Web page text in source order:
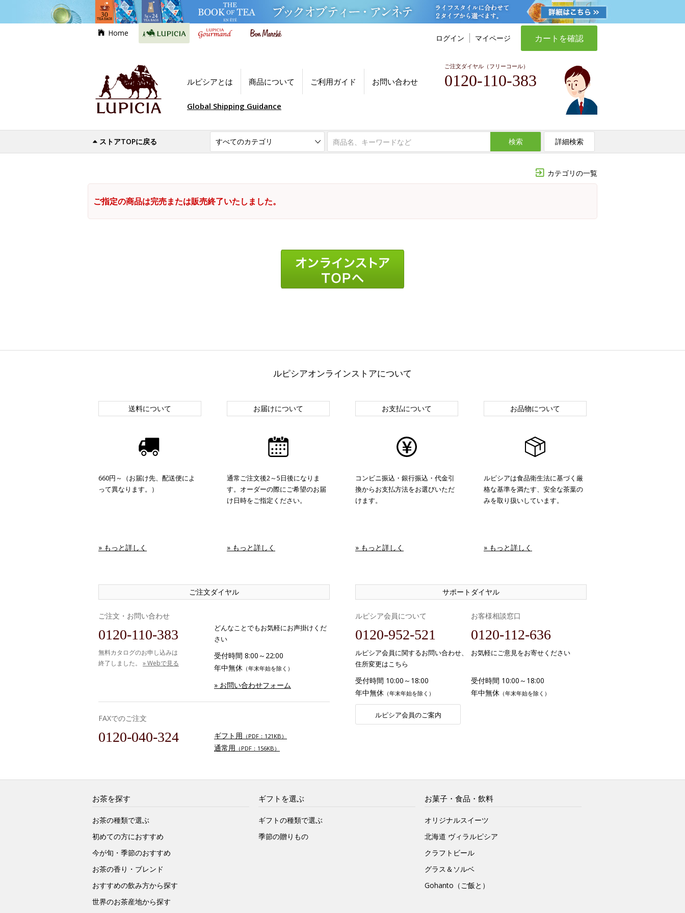
Home
ログイン マイページ カートを確認
ルピシアとは 商品について ご利用ガイド お問い合わせ
ご注文ダイヤル（フリーコール）
0120-110-383
Global Shipping Guidance
ストアTOPに戻る 検索 詳細検索
カテゴリの一覧
ご指定の商品は完売または販売終了いたしました。
ルピシアオンラインストアについて
送料について
660円～（お届け先、配送便によ
って異なります。）
» もっと詳しく
お届けについて
通常ご注文後2～5日後になりま
す。オーダーの際にご希望のお届
け日時をご指定ください。
» もっと詳しく
お支払について
コンビニ振込・銀行振込・代金引
換からお支払方法をお選びいただ
けます。
» もっと詳しく
お品物について
ルピシアは食品衛生法に基づく厳
格な基準を満たす、安全な茶葉の
みを取り扱いしています。
» もっと詳しく
ご注文ダイヤル
ご注文・お問い合わせ
0120-110-383
無料カタログのお申し込みは
終了しました。 » Webで見る
どんなことでもお気軽にお声掛けくだ
さい
受付時間 8:00～22:00
年中無休 （年末年始を除く）
» お問い合わせフォーム
FAXでのご注文
0120-040-324 ギフト用 （PDF：121KB）
通常用 （PDF：156KB）
サポートダイヤル
ルピシア会員について
0120-952-521
ルピシア会員に関するお問い合わせ、
住所変更はこちら
受付時間 10:00～18:00
年中無休 （年末年始を除く）
ルピシア会員のご案内
お客様相談窓口
0120-112-636
お気軽にご意見をお寄せください
受付時間 10:00～18:00
年中無休 （年末年始を除く）
お茶を探す
お茶の種類で選ぶ
初めての方におすすめ
今が旬・季節のおすすめ
お茶の香り・ブレンド
おすすめの飲み方から探す
世界のお茶産地から探す
ギフトを選ぶ
ギフトの種類で選ぶ
季節の贈りもの
お菓子・食品・飲料
オリジナルスイーツ
北海道 ヴィラルピシア
クラフトビール
グラス＆ソルベ
Gohanto（ご飯と）